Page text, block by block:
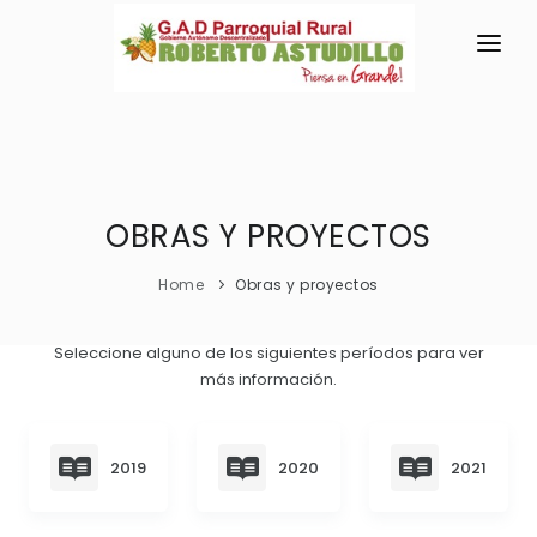
RESEÑA HISTÓRICA
Historia Antigua
Símbolos Cívicos
Ubicación
TRANSPARENCIA
GESTIÓN INSTITUCIONAL
Sesiones Extraordinarias
MECANISMOS DE PARTICIPACIÓN
CIUDADANÍA ACTIVA
OBRAS Y PROYECTOS
Home Obras y proyectos
Seleccione alguno de los siguientes períodos para ver
más información.
2019 2020 2021